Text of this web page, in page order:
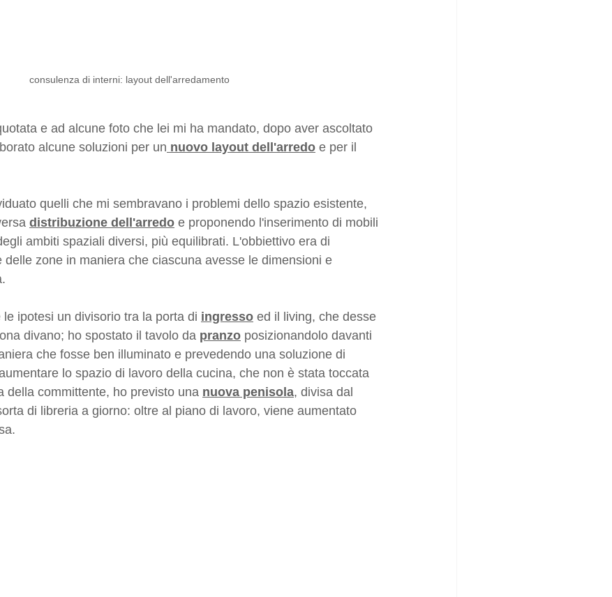
consulenza di interni: layout dell'arredamento
e ad alcune foto che lei mi ha mandato, dopo aver ascoltato
alcune soluzioni per un nuovo layout dell'arredo e per il
quelli che mi sembravano i problemi dello spazio esistente,
distribuzione dell'arredo e proponendo l'inserimento di mobili
ambiti spaziali diversi, più equilibrati. L'obbiettivo era di
delle zone in maniera che ciascuna avesse le dimensioni e
ipotesi un divisorio tra la porta di ingresso ed il living, che desse
divano; ho spostato il tavolo da pranzo posizionandolo davanti
che fosse ben illuminato e prevedendo una soluzione di
lo spazio di lavoro della cucina, che non è stata toccata
della committente, ho previsto una nuova penisola, divisa dal
di libreria a giorno: oltre al piano di lavoro, viene aumentato